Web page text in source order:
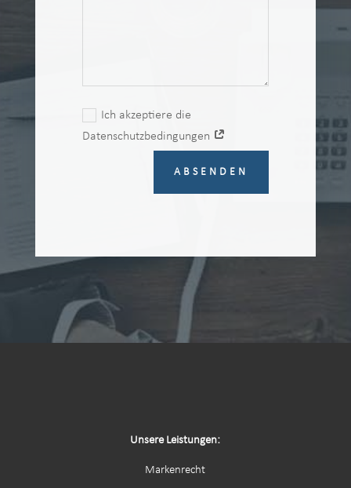
Ich akzeptiere die
Datenschutzbedingungen
ABSENDEN
Unsere Leistungen:
Markenrecht